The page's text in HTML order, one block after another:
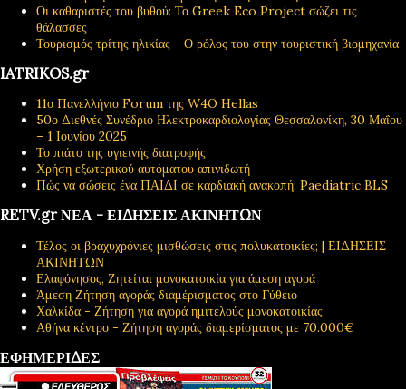
Οι καθαριστές του βυθού: Το Greek Eco Project σώζει τις
θάλασσες
Τουρισμός τρίτης ηλικίας - Ο ρόλος του στην τουριστική βιομηχανία
IATRIKOS.gr
11ο Πανελλήνιο Forum της W4O Hellas
50ο Διεθνές Συνέδριο Ηλεκτροκαρδιολογίας Θεσσαλονίκη, 30 Μαΐου
– 1 Ιουνίου 2025
Το πιάτο της υγιεινής διατροφής
Χρήση εξωτερικού αυτόματου απινιδωτή
Πώς να σώσεις ένα ΠΑΙΔΙ σε καρδιακή ανακοπή; Paediatric BLS
RETV.gr ΝΕΑ - ΕΙΔΗΣΕΙΣ ΑΚΙΝΗΤΩΝ
Τέλος οι βραχυχρόνιες μισθώσεις στις πολυκατοικίες; | ΕΙΔΗΣΕΙΣ
ΑΚΙΝΗΤΩΝ
Ελαφόνησος, Ζητείται μονοκατοικία για άμεση αγορά
Άμεση Ζήτηση αγοράς διαμέρισματος στο Γύθειο
Χαλκίδα - Ζήτηση για αγορά ημιτελούς μονοκατοικίας
Αθήνα κέντρο - Ζήτηση αγοράς διαμερίσματος με 70.000€
ΕΦΗΜΕΡΙΔΕΣ